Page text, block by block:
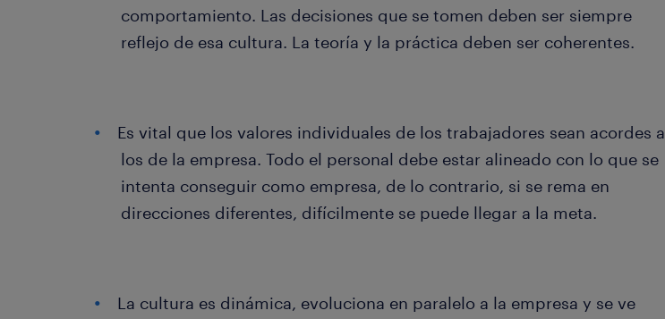
comportamiento. Las decisiones que se tomen deben ser siempre
reflejo de esa cultura. La teoría y la práctica deben ser coherentes.
Es vital que los valores individuales de los trabajadores sean acordes a
los de la empresa. Todo el personal debe estar alineado con lo que se
intenta conseguir como empresa, de lo contrario, si se rema en
direcciones diferentes, difícilmente se puede llegar a la meta.
La cultura es dinámica, evoluciona en paralelo a la empresa y se ve